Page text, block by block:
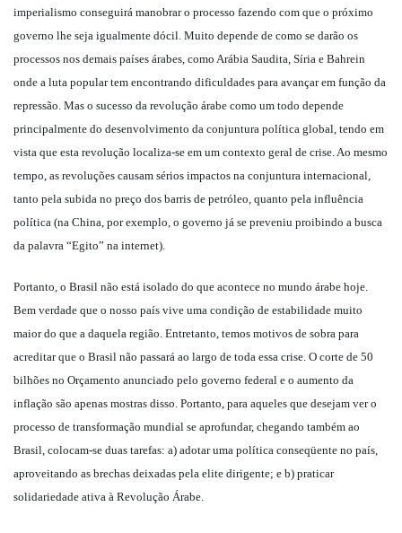
imperialismo conseguirá manobrar o processo fazendo com que o próximo
governo lhe seja igualmente dócil. Muito depende de como se darão os
processos nos demais países árabes, como Arábia Saudita, Síria e Bahrein
onde a luta popular tem encontrando dificuldades para avançar em função da
repressão. Mas o sucesso da revolução árabe como um todo depende
principalmente do desenvolvimento da conjuntura política global, tendo em
vista que esta revolução localiza-se em um contexto geral de crise. Ao mesmo
tempo, as revoluções causam sérios impactos na conjuntura internacional,
tanto pela subida no preço dos barris de petróleo, quanto pela influência
política (na China, por exemplo, o governo já se preveniu proibindo a busca
da palavra “Egito” na internet).
Portanto, o Brasil não está isolado do que acontece no mundo árabe hoje.
Bem verdade que o nosso país vive uma condição de estabilidade muito
maior do que a daquela região. Entretanto, temos motivos de sobra para
acreditar que o Brasil não passará ao largo de toda essa crise. O corte de 50
bilhões no Orçamento anunciado pelo governo federal e o aumento da
inflação são apenas mostras disso. Portanto, para aqueles que desejam ver o
processo de transformação mundial se aprofundar, chegando também ao
Brasil, colocam-se duas tarefas: a) adotar uma política conseqüente no país,
aproveitando as brechas deixadas pela elite dirigente; e b) praticar
solidariedade ativa à Revolução Árabe.